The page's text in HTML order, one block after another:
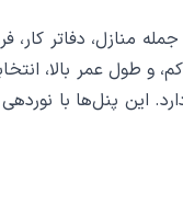
دارد. این پنل‌ها با
از جمله منازل، دفاتر
و طول عمر بالا،